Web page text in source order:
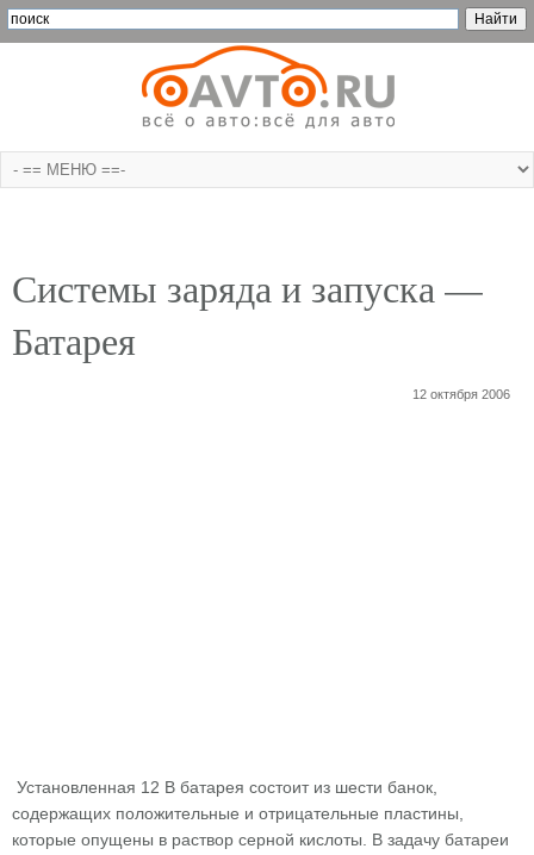
Системы заряда и запуска —
Батарея
12 октября 2006
Установленная 12 В батарея состоит из шести банок,
содержащих положительные и отрицательные пластины,
которые опущены в раствор серной кислоты. В задачу батареи